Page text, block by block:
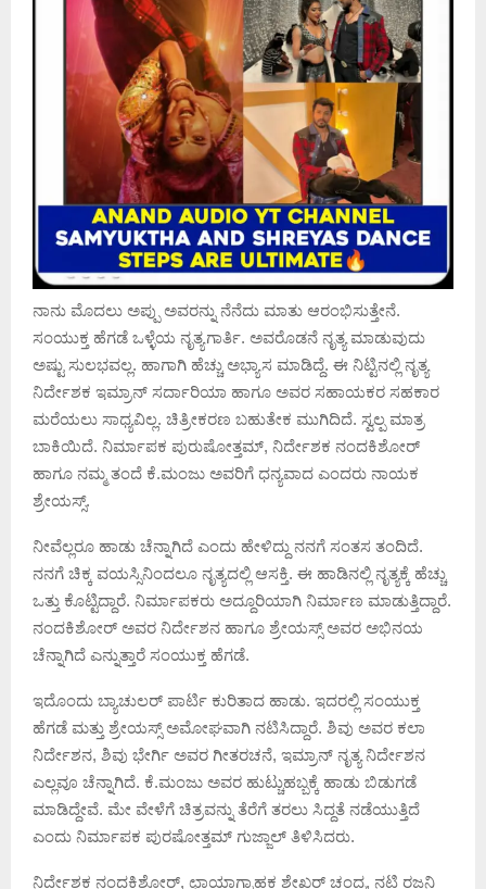
ನಾನು ಮೊದಲು ಅಪ್ಪು ಅವರನ್ನು ನೆನೆದು ಮಾತು ಆರಂಭಿಸುತ್ತೇನೆ.
ಸಂಯುಕ್ತ ಹೆಗಡೆ ಒಳ್ಳೆಯ ನೃತ್ಯಗಾರ್ತಿ.‌ ಅವರೊಡನೆ ನೃತ್ಯ ಮಾಡುವುದು
ಅಷ್ಟು ಸುಲಭವಲ್ಲ. ಹಾಗಾಗಿ ಹೆಚ್ಚು ಅಭ್ಯಾಸ‌ ಮಾಡಿದ್ದೆ. ಈ ನಿಟ್ಟಿನಲ್ಲಿ ನೃತ್ಯ
ನಿರ್ದೇಶಕ ಇಮ್ರಾನ್ ಸರ್ದಾರಿಯಾ ಹಾಗೂ ಅವರ‌ ಸಹಾಯಕರ ಸಹಕಾರ
ಮರೆಯಲು ಸಾಧ್ಯವಿಲ್ಲ. ಚಿತ್ರೀಕರಣ ಬಹುತೇಕ ಮುಗಿದಿದೆ.‌ ಸ್ವಲ್ಪ ಮಾತ್ರ
ಬಾಕಿಯಿದೆ. ನಿರ್ಮಾಪಕ ಪುರುಷೋತ್ತಮ್, ನಿರ್ದೇಶಕ ನಂದಕಿಶೋರ್
ಹಾಗೂ ನಮ್ಮ ತಂದೆ ಕೆ.ಮಂಜು ಅವರಿಗೆ ಧನ್ಯವಾದ ಎಂದರು ನಾಯಕ
ಶ್ರೇಯಸ್ಸ್.
ನೀವೆಲ್ಲರೂ ಹಾಡು ಚೆನ್ನಾಗಿದೆ ಎಂದು ಹೇಳಿದ್ದು ನನಗೆ ಸಂತಸ ತಂದಿದೆ.
ನನಗೆ ಚಿಕ್ಕ ವಯಸ್ಸಿನಿಂದಲೂ ನೃತ್ಯದಲ್ಲಿ ಆಸಕ್ತಿ. ಈ ಹಾಡಿನಲ್ಲಿ ನೃತ್ಯಕ್ಕೆ ಹೆಚ್ಚು
ಒತ್ತು ಕೊಟ್ಟಿದ್ದಾರೆ. ನಿರ್ಮಾಪಕರು ಅದ್ದೂರಿಯಾಗಿ ನಿರ್ಮಾಣ ಮಾಡುತ್ತಿದ್ದಾರೆ.
ನಂದಕಿಶೋರ್ ಅವರ ನಿರ್ದೇಶನ ಹಾಗೂ ಶ್ರೇಯಸ್ಸ್ ಅವರ ಅಭಿನಯ
ಚೆನ್ನಾಗಿದೆ ಎನ್ನುತ್ತಾರೆ ಸಂಯುಕ್ತ ಹೆಗಡೆ.
ಇದೊಂದು ಬ್ಯಾಚುಲರ್ ಪಾರ್ಟಿ ಕುರಿತಾದ ಹಾಡು.‌ ಇದರಲ್ಲಿ ಸಂಯುಕ್ತ
ಹೆಗಡೆ ಮತ್ತು ಶ್ರೇಯಸ್ಸ್ ಅಮೋಘವಾಗಿ ನಟಿಸಿದ್ದಾರೆ. ಶಿವು ಅವರ ಕಲಾ
ನಿರ್ದೇಶನ,‌ ಶಿವು ಭೇರ್ಗಿ ಅವರ ಗೀತರಚನೆ, ಇಮ್ರಾನ್ ನೃತ್ಯ ನಿರ್ದೇಶನ‌
ಎಲ್ಲವೂ ಚೆನ್ನಾಗಿದೆ. ಕೆ.ಮಂಜು ಅವರ ಹುಟ್ಚುಹಬ್ಬಕ್ಕೆ ಹಾಡು ಬಿಡುಗಡೆ
ಮಾಡಿದ್ದೇವೆ. ಮೇ ವೇಳೆಗೆ ಚಿತ್ರವನ್ನು ತೆರೆಗೆ ತರಲು ಸಿದ್ದತೆ ನಡೆಯುತ್ತಿದೆ
ಎಂದು ನಿರ್ಮಾಪಕ ಪುರಷೋತ್ತಮ್ ಗುಜ್ಜಾಲ್ ತಿಳಿಸಿದರು.
ನಿರ್ದೇಶಕ ನಂದಕಿಶೋರ್, ಛಾಯಾಗ್ರಾಹಕ ಶೇಖರ್ ಚಂದ್ರ, ನಟಿ ರಜನಿ‌